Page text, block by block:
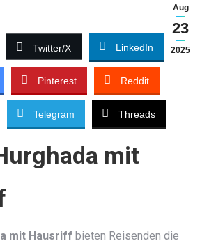
Aug
23
2025
Twitter/X LinkedIn
Pinterest Reddit
Telegram Threads
mit
mit Hausriff bieten Reisenden die